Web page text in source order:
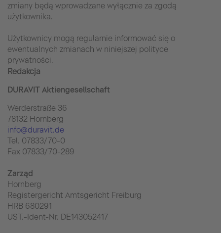
zmiany będą wprowadzane wyłącznie za zgodą
użytkownika.
Użytkownicy mogą regularnie informować się o
ewentualnych zmianach w niniejszej polityce
prywatności.
Redakcja
DURAVIT Aktiengesellschaft
Werderstraße 36
78132 Hornberg
info@duravit.de
Tel. 07833/70-0
Fax 07833/70-289
Zarząd
Hornberg
Registergericht Amtsgericht Freiburg
HRB 680291
UST.-Ident-Nr. DE143052417